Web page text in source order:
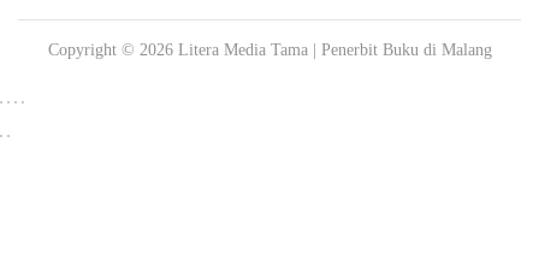
Copyright © 2026 Litera Media Tama| Penerbit Buku di Malang